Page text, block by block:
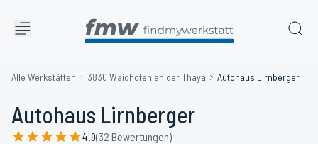
Alle Werkstätten 3830 Waidhofen an der Thaya Autohaus Lirnberger
Autohaus Lirnberger
4.9(32 Bewertungen)